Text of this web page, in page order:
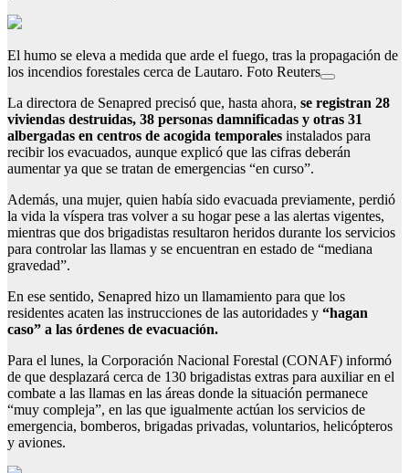
El humo se eleva a medida que arde el fuego, tras la propagación de
los incendios forestales cerca de Lautaro. Foto Reuters
La directora de Senapred precisó que, hasta ahora, se registran 28
viviendas destruidas, 38 personas damnificadas y otras 31
albergadas en centros de acogida temporales instalados para
recibir los evacuados, aunque explicó que las cifras deberán
aumentar ya que se tratan de emergencias “en curso”.
Además, una mujer, quien había sido evacuada previamente, perdió
la vida la víspera tras volver a su hogar pese a las alertas vigentes,
mientras que dos brigadistas resultaron heridos durante los servicios
para controlar las llamas y se encuentran en estado de “mediana
gravedad”.
En ese sentido, Senapred hizo un llamamiento para que los
residentes acaten las instrucciones de las autoridades y “hagan
caso” a las órdenes de evacuación.
Para el lunes, la Corporación Nacional Forestal (CONAF) informó
de que desplazará cerca de 130 brigadistas extras para auxiliar en el
combate a las llamas en las áreas donde la situación permanece
“muy compleja”, en las que igualmente actúan los servicios de
emergencia, bomberos, brigadas privadas, voluntarios, helicópteros
y aviones.